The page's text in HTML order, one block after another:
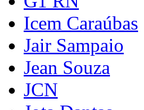
Icem Caraúbas
Jair Sampaio
Jean Souza
JCN